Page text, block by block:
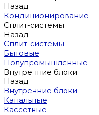
Назад
Кондиционирование
Сплит-системы
Назад
Сплит-системы
Бытовые
Полупромышленные
Внутренние блоки
Назад
Внутренние блоки
Канальные
Кассетные